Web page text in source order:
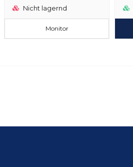
Nicht lagernd
Monitor